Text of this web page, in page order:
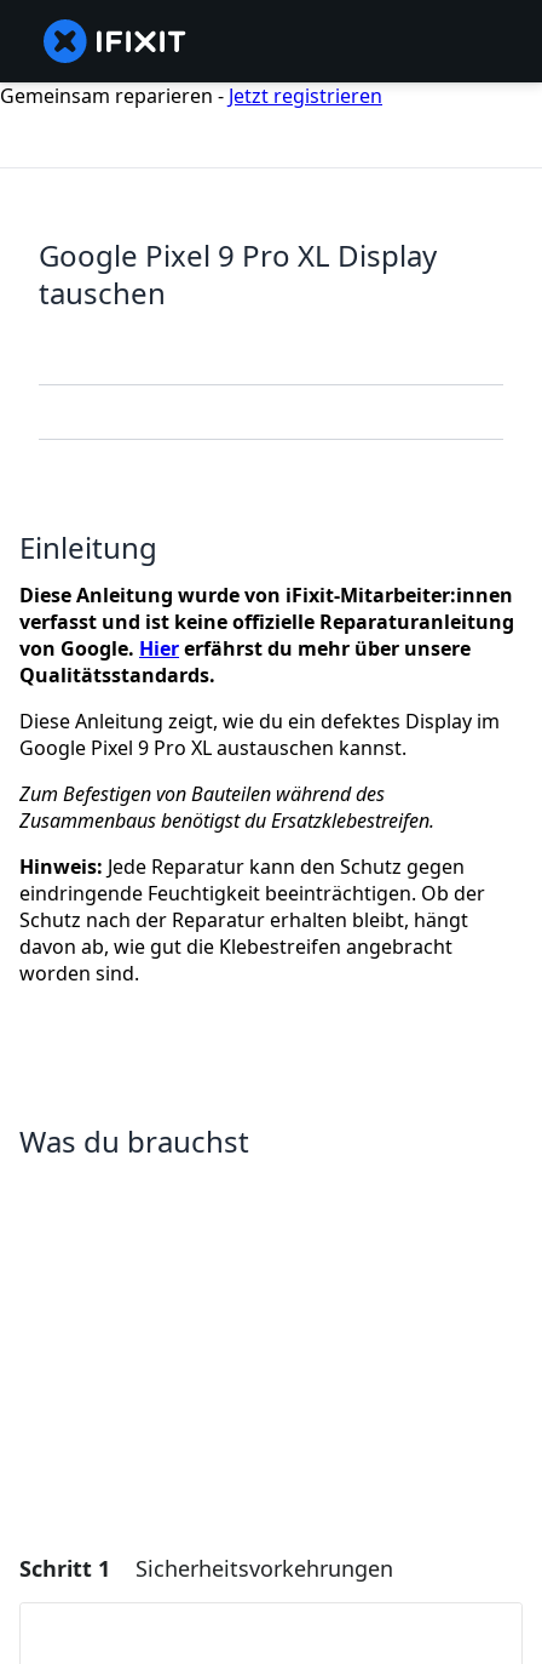
Gemeinsam reparieren - Jetzt registrieren
Google Pixel 9 Pro XL Display
tauschen
Einleitung
Diese Anleitung wurde von iFixit-Mitarbeiter:innen
verfasst und ist keine offizielle Reparaturanleitung
von Google. Hiererfährst du mehr über unsere
Qualitätsstandards.
Diese Anleitung zeigt, wie du ein defektes Display im
Google Pixel 9 Pro XL austauschen kannst.
Zum Befestigen von Bauteilen während des
Zusammenbaus benötigst du Ersatzklebestreifen.
Hinweis: Jede Reparatur kann den Schutz gegen
eindringende Feuchtigkeit beeinträchtigen. Ob der
Schutz nach der Reparatur erhalten bleibt, hängt
davon ab, wie gut die Klebestreifen angebracht
worden sind.
Was du brauchst
Schritt 1 Sicherheitsvorkehrungen